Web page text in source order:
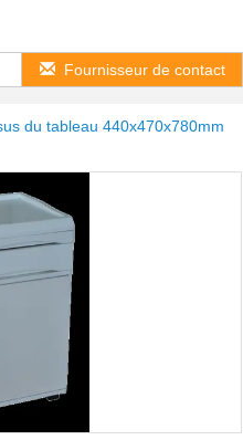
Fournisseur de contact
du tableau 440x470x780mm